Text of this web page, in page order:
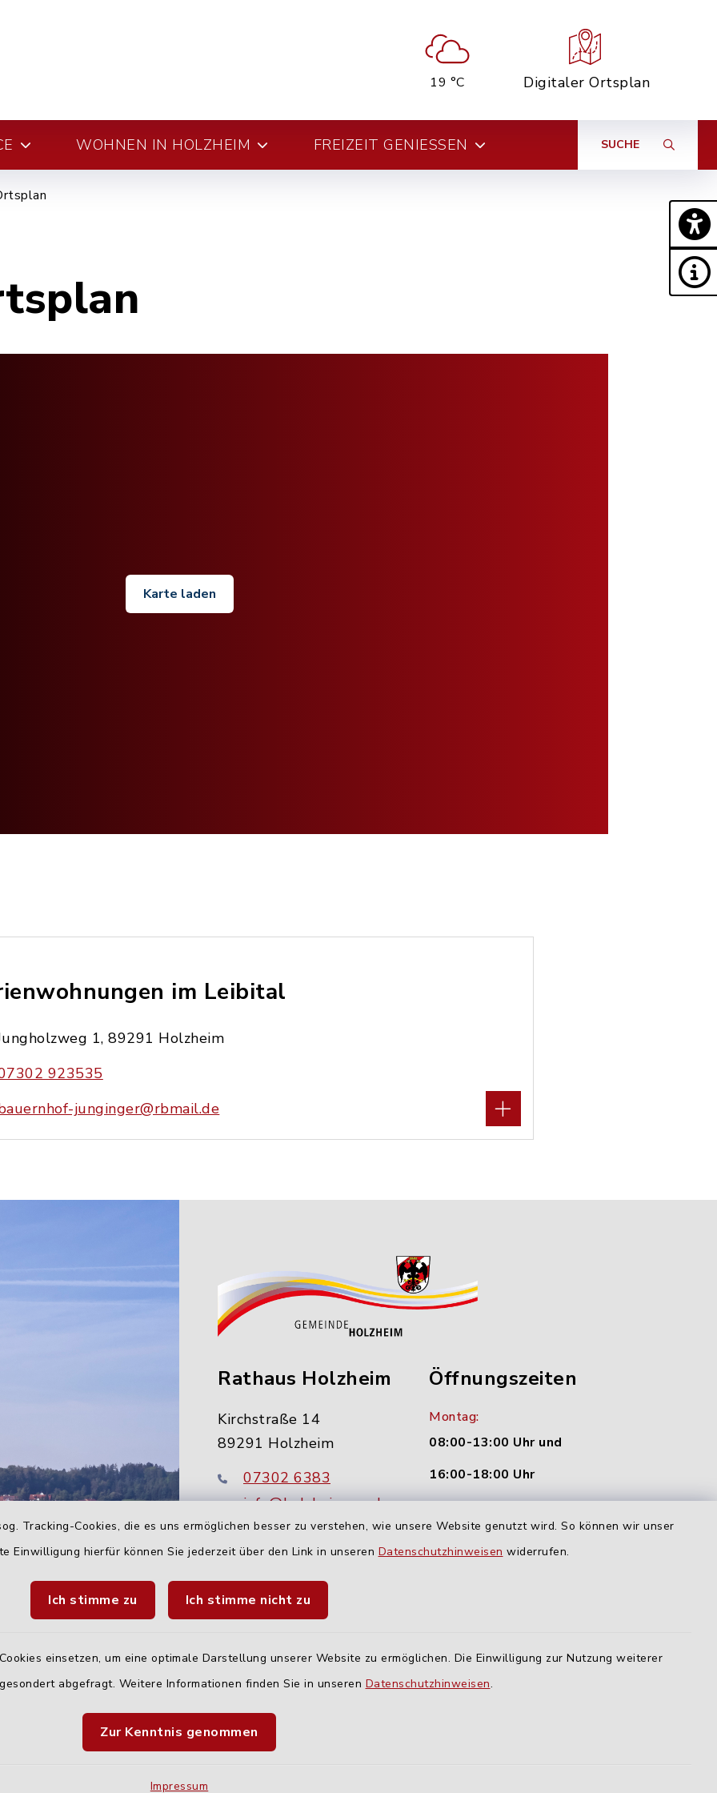
Tracking-Cookies, die es uns ermöglichen besser zu verstehen, wie unsere Website genutzt wird. So können wir unser
Einwilligung hierfür können Sie jederzeit über den Link in unseren Datenschutzhinweisen widerrufen.
Ich stimme zu Ich stimme nicht zu
einsetzen, um eine optimale Darstellung unserer Website zu ermöglichen. Die Einwilligung zur Nutzung weiterer
abgefragt. Weitere Informationen finden Sie in unseren Datenschutzhinweisen.
Zur Kenntnis genommen
Impressum
19 °C Digitaler Ortsplan
WOHNEN IN HOLZHEIM FREIZEIT GENIESSEN SUCHE
Karte laden
im Leibital
1, 89291 Holzheim
923535
junginger@rbmail.de
Rathaus Holzheim
Kirchstraße 14
89291 Holzheim
07302 6383
info@holzheim-nu.de
Öffnungszeiten
Montag:
08:00-13:00 Uhr und
16:00-18:00 Uhr
geschlossen
Landratsamt Neu-Ulm